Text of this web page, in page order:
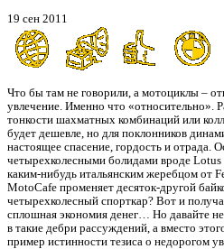
19 сен 2011
Что бы там не говорили, а мотоциклы –
увлечение. Именно что «относительно».
тонкости шахматных комбинаций или
будет дешевле, но для поклонников
настоящее спасение, гордость и отрада.
четырехколесными болидами вроде Lotus
каким-нибудь итальянским жеребцом от
MotoCafe променяет десяток-другой
четырехколесный спорткар? Вот и
сплошная экономия денег… Но давайте
в такие дебри рассуждений, а вместо
пример истинности тезиса о недорогом